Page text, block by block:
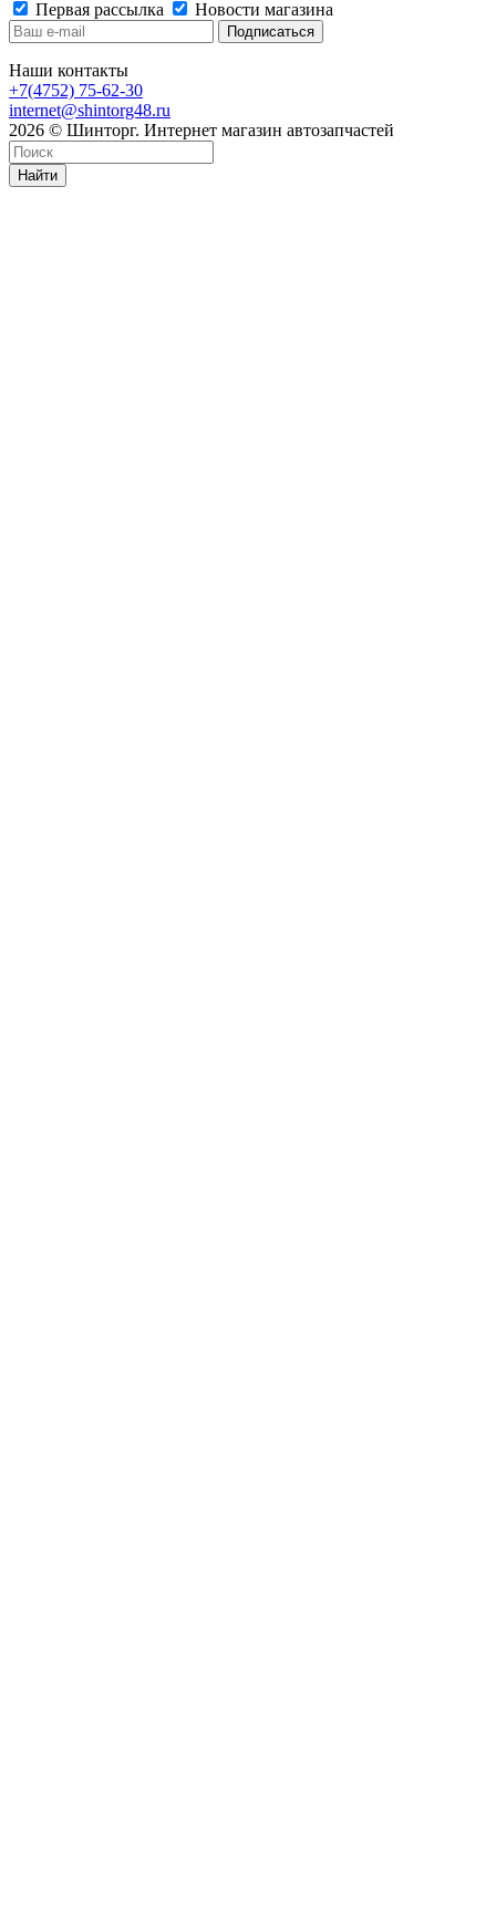
Первая рассылка Новости магазина
Наши контакты
+7(4752) 75-62-30
internet@shintorg48.ru
2026 © Шинторг. Интернет магазин автозапчастей
Найти